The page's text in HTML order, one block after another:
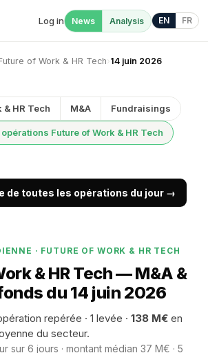
Log in News Analysis EN FR
of Work & HR Tech› 14 juin 2026
HR Tech M&A Fundraisings
Future of Work & HR Tech
de toutes les opérations du jour →
· FUTURE OF WORK & HR TECH
& HR Tech — M&A &
du 14 juin 2026
repérée · 1 levée · 138 M€ en
du secteur.
sur 6 jours · montant médian 37 M€ · 5